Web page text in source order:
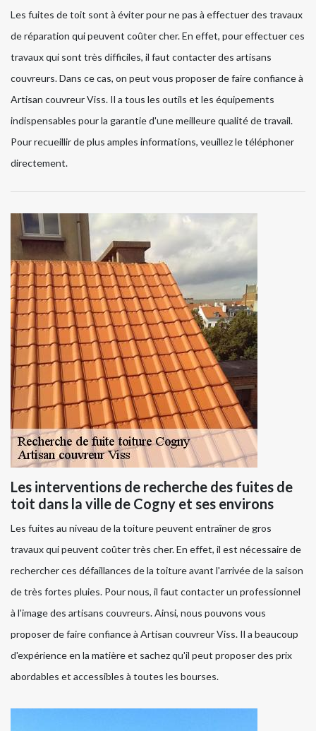
Les fuites de toit sont à éviter pour ne pas à effectuer des travaux
de réparation qui peuvent coûter cher. En effet, pour effectuer ces
travaux qui sont très difficiles, il faut contacter des artisans
couvreurs. Dans ce cas, on peut vous proposer de faire confiance à
Artisan couvreur Viss. Il a tous les outils et les équipements
indispensables pour la garantie d'une meilleure qualité de travail.
Pour recueillir de plus amples informations, veuillez le téléphoner
directement.
Les interventions de recherche des fuites de
toit dans la ville de Cogny et ses environs
Les fuites au niveau de la toiture peuvent entraîner de gros
travaux qui peuvent coûter très cher. En effet, il est nécessaire de
rechercher ces défaillances de la toiture avant l'arrivée de la saison
de très fortes pluies. Pour nous, il faut contacter un professionnel
à l'image des artisans couvreurs. Ainsi, nous pouvons vous
proposer de faire confiance à Artisan couvreur Viss. Il a beaucoup
d'expérience en la matière et sachez qu'il peut proposer des prix
abordables et accessibles à toutes les bourses.